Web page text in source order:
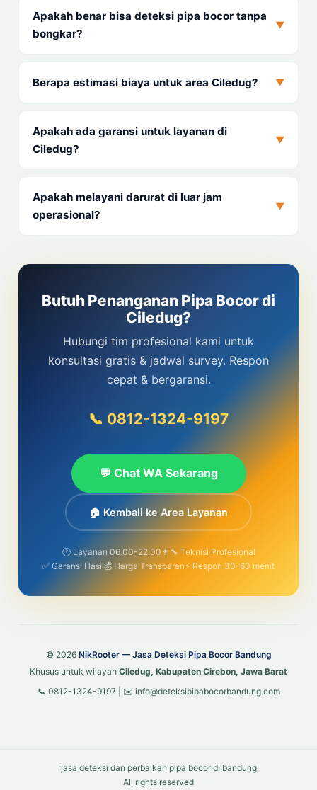
Apakah benar bisa deteksi pipa bocor tanpa
bongkar?
▼
Berapa estimasi biaya untuk area Ciledug? ▼
Apakah ada garansi untuk layanan di
Ciledug?
▼
Apakah melayani darurat di luar jam
operasional?
▼
Butuh Penanganan Pipa Bocor di
Ciledug?
Hubungi tim profesional kami untuk
konsultasi gratis & jadwal survey. Respon
cepat & bergaransi.
📞 0812-1324-9197
💬 Chat WA Sekarang
🏠 Kembali ke Area Layanan
🕐 Layanan 06.00-22.00 👨‍🔧 Teknisi Profesional
✅ Garansi Hasil💰 Harga Transparan⚡ Respon 30-60 menit
© 2026 NikRooter — Jasa Deteksi Pipa Bocor Bandung
Khusus untuk wilayah Ciledug, Kabupaten Cirebon, Jawa Barat
📞 0812-1324-9197 | ✉️ info@deteksipipabocorbandung.com
jasa deteksi dan perbaikan pipa bocor di bandung
All rights reserved